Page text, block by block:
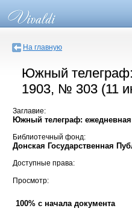
На главную
Южный телеграф:
1903, № 303 (11
Заглавие:
Южный телеграф: ежедневная
Библиотечный фонд:
Донская Государственная
Доступные права:
Просмотр:
100% с начала документа